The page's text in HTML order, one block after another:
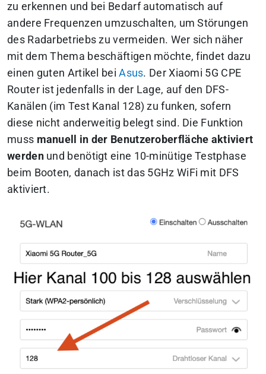
zu erkennen und bei Bedarf automatisch auf
andere Frequenzen umzuschalten, um Störungen
des Radarbetriebs zu vermeiden. Wer sich näher
mit dem Thema beschäftigen möchte, findet dazu
einen guten Artikel beiAsus. Der Xiaomi 5G CPE
Router ist jedenfalls in der Lage, auf den DFS-
Kanälen (im Test Kanal 128) zu funken, sofern
diese nicht anderweitig belegt sind. Die Funktion
muss manuell in der Benutzeroberfläche aktiviert
werdenund benötigt eine 10-minütige Testphase
beim Booten, danach ist das 5GHz WiFi mit DFS
aktiviert.